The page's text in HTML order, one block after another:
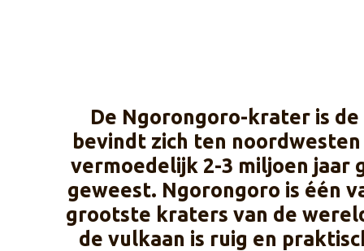
De Ngorongoro-krater is
bevindt zich ten noordwesten
vermoedelijk 2-3 miljoen jaar
geweest. Ngorongoro is één
grootste kra­ters van de
de vulkaan is ruig en